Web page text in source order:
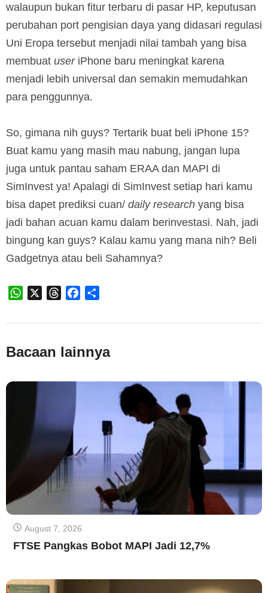
walaupun bukan fitur terbaru di pasar HP, keputusan
perubahan port pengisian daya yang didasari regulasi
Uni Eropa tersebut menjadi nilai tambah yang bisa
membuat user iPhone baru meningkat karena
menjadi lebih universal dan semakin memudahkan
para penggunnya.
So, gimana nih guys? Tertarik buat beli iPhone 15?
Buat kamu yang masih mau nabung, jangan lupa
juga untuk pantau saham ERAA dan MAPI di
SimInvest ya! Apalagi di SimInvest setiap hari kamu
bisa dapet prediksi cuan/ daily research yang bisa
jadi bahan acuan kamu dalam berinvestasi. Nah, jadi
bingung kan guys? Kalau kamu yang mana nih? Beli
Gadgetnya atau beli Sahamnya?
WhatsApp ThreadsFacebook
Bacaan lainnya
August 7, 2026
FTSE Pangkas Bobot MAPI Jadi 12,7%